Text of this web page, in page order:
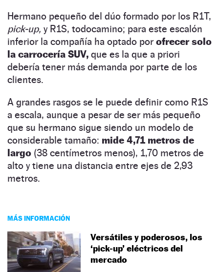
Hermano pequeño del dúo formado por los R1T,
pick-up, y R1S, todocamino; para este escalón
inferior la compañía ha optado por ofrecer solo
la carrocería SUV, que es la que a priori
debería tener más demanda por parte de los
clientes.
A grandes rasgos se le puede definir como R1S
a escala, aunque a pesar de ser más pequeño
que su hermano sigue siendo un modelo de
considerable tamaño: mide 4,71 metros de
largo (38 centímetros menos), 1,70 metros de
alto y tiene una distancia entre ejes de 2,93
metros.
MÁS INFORMACIÓN
Versátiles y poderosos, los
‘pick-up’ eléctricos del
mercado